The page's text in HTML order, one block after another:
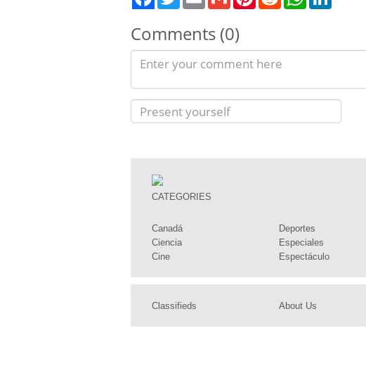
Comments (0)
CATEGORIES
Canadá
Ciencia
Cine
Deportes
Especiales
Espectáculo
Classifieds About Us